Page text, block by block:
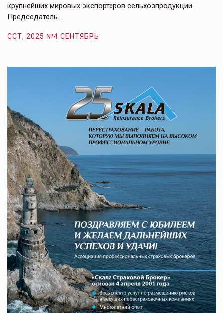
крупнейших мировых экспортеров сельхозпродукции.
Председатель…
ССТ, 2025 №4 СЕНТЯБРЬ